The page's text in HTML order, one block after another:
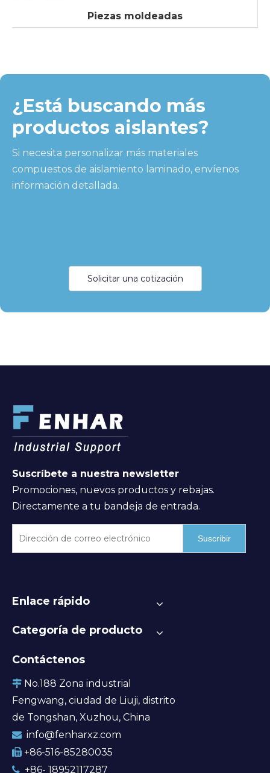
Piezas moldeadas
¿Está buscando más
productos aislantes?
Si necesita personalizar más materiales
compuestos de aislamiento laminado, envíenos
información detallada.
Solicitar una cotización
Suscríbete a nuestra newsletter
Promociones, nuevos productos y rebajas.
Directamente a tu bandeja de entrada.
Suscribir
Enlace rápido
Categoría de producto
Contáctenos
 No.188 Zona industrial
Fengwang, ciudad de Liuji, distrito
de Tongshan, Xuzhou, China
 info@fenharxz.com
 +86-516-85280035
 +86- 18952117287